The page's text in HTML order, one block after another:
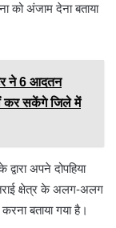
को अंजाम देना बताया
ने 6 आदतन
कर सकेंगे जिले में
अपने दोपहिया
क्षेत्र के अलग-अलग
बताया गया है।